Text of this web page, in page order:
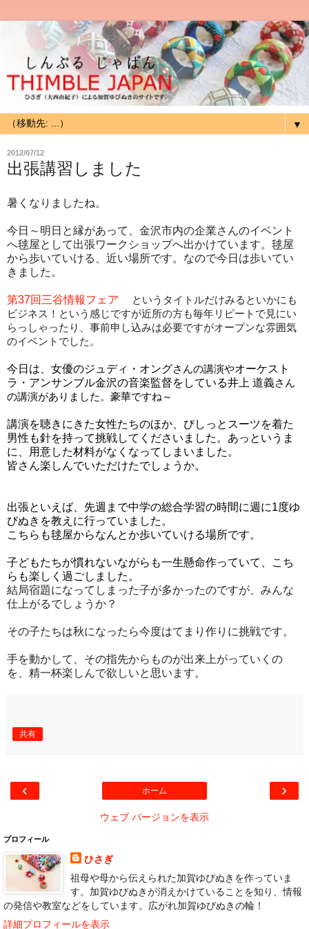
▼
2012/07/12
出張講習しました
暑くなりましたね。
今日～明日と縁があって、金沢市内の企業さんのイベント
へ毬屋として出張ワークショップへ出かけています。毬屋
から歩いていける、近い場所です。なので今日は歩いてい
きました。
第37回三谷情報フェア
というタイトルだけみるといかにも
ビジネス！という感じですが近所の方も毎年リピートで見にい
らっしゃったり、事前申し込みは必要ですがオープンな雰囲気
のイベントでした。
今日は、女優のジュディ・オングさんの講演やオーケスト
ラ・アンサンブル金沢の音楽監督をしている井上 道義さん
の講演がありました。豪華ですね～
講演を聴きにきた女性たちのほか、びしっとスーツを着た
男性も針を持って挑戦してくださいました。あっというま
に、用意した材料がなくなってしまいました。
皆さん楽しんでいただけたでしょうか。
出張といえば、先週まで中学の総合学習の時間に週に1度ゆ
びぬきを教えに行っていました。
こちらも毬屋からなんとか歩いていける場所です。
子どもたちが慣れないながらも一生懸命作っていて、こち
らも楽しく過ごしました。
結局宿題になってしまった子が多かったのですが、みんな
仕上がるでしょうか？
その子たちは秋になったら今度はてまり作りに挑戦です。
手を動かして、その指先からものが出来上がっていくの
を、精一杯楽しんで欲しいと思います。
共有
‹ ›
ホーム
ウェブ バージョンを表示
プロフィール
ひさぎ
祖母や母から伝えられた加賀ゆびぬきを作っていま
す。加賀ゆびぬきが消えかけていることを知り、情報
の発信や教室などをしています。広がれ加賀ゆびぬきの輪！
詳細プロフィールを表示